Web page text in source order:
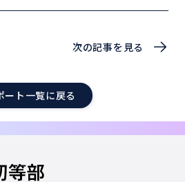
ート一覧に戻る
次の記事を見る